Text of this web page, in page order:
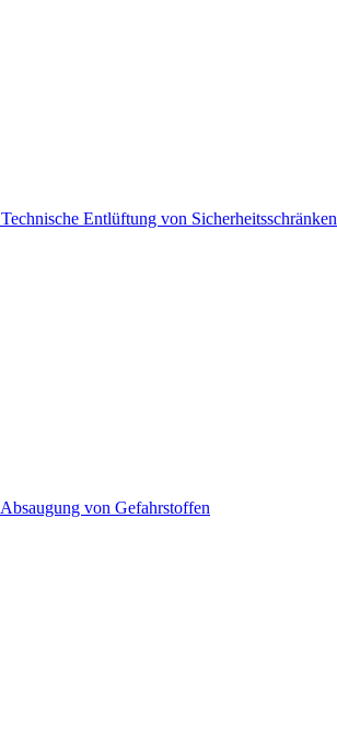
Technische Entlüftung von Sicherheitsschränken
Absaugung von Gefahrstoffen